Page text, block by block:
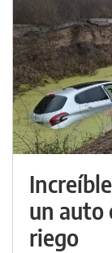
un auto
riego